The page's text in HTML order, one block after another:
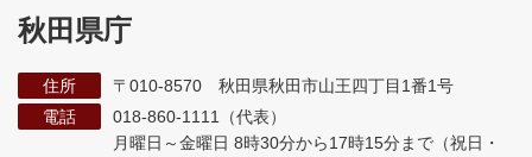
秋田県庁
住所
〒010-8570 秋田県秋田市山王四丁目1番1号
電話
018-860-1111（代表）
月曜日～金曜日 8時30分から17時15分まで （祝日・